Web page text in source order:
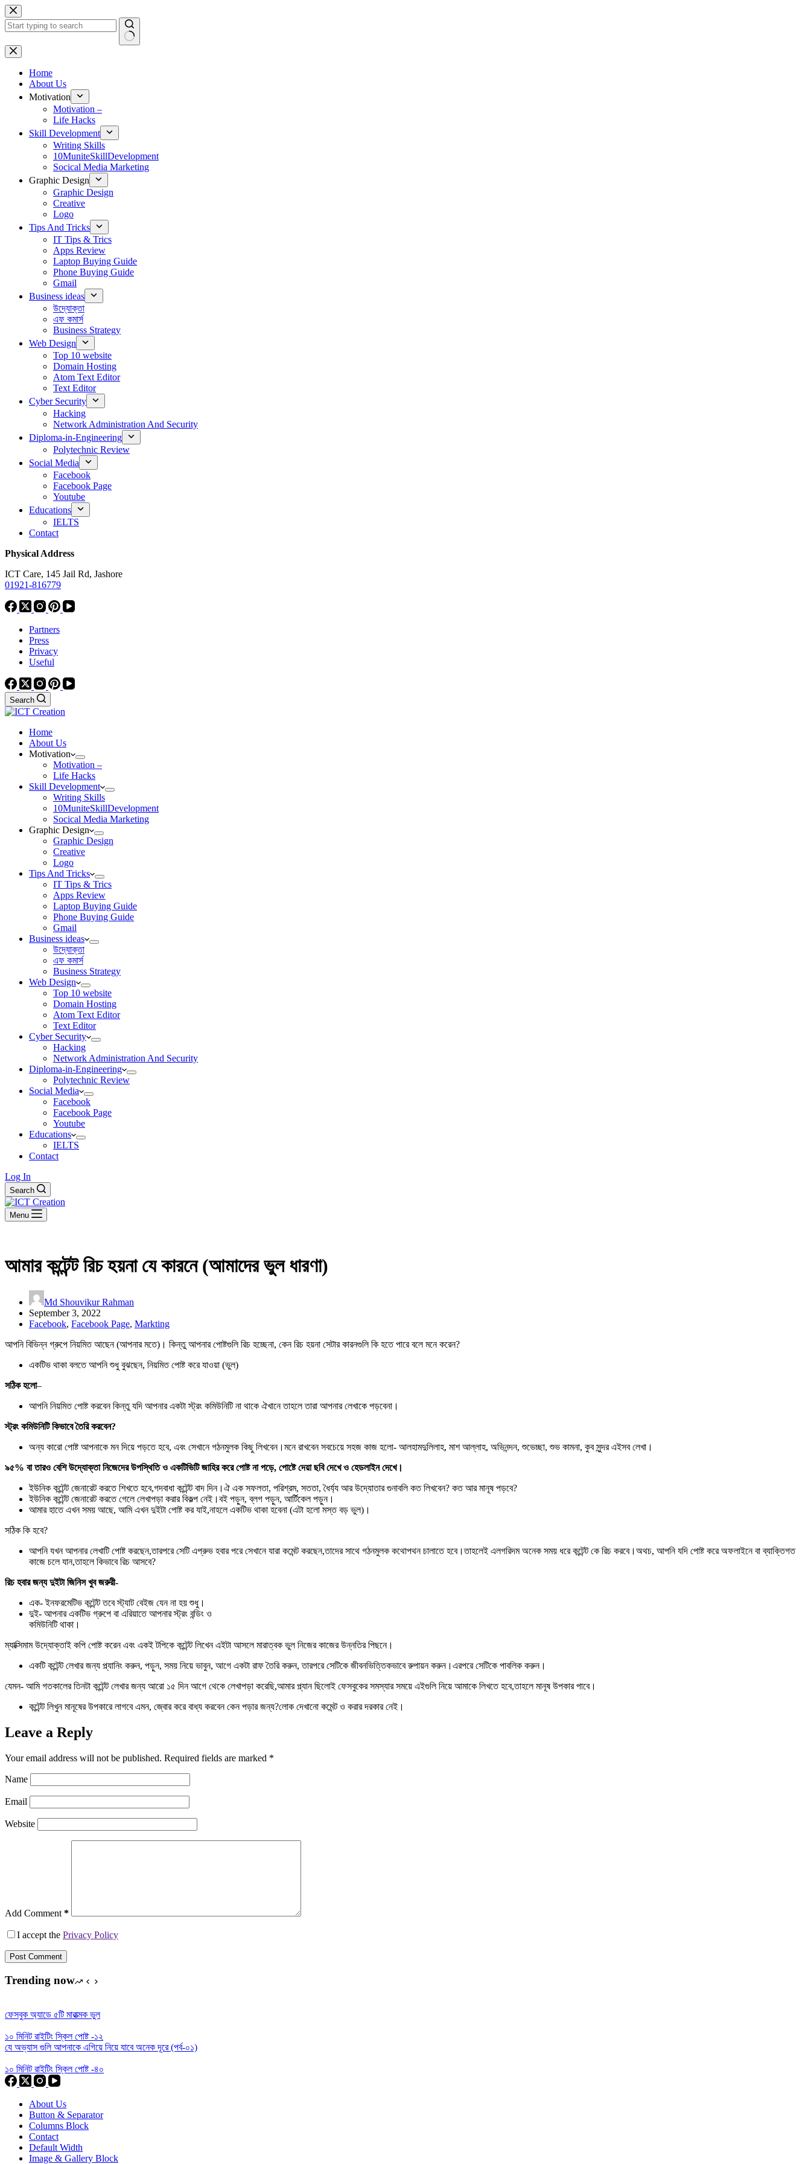
Skip
to
content
No
results
Home
About Us
Motivation
Motivation –
Life Hacks
Skill Development
Writing Skills
10MuniteSkillDevelopment
Socical Media Marketing
Graphic Design
Graphic Design
Creative
Logo
Tips And Tricks
IT Tips & Trics
Apps Review
Laptop Buying Guide
Phone Buying Guide
Gmail
Business ideas
উদ্যোক্তা
এফ কমার্স
Business Strategy
Web Design
Top 10 website
Domain Hosting
Atom Text Editor
Text Editor
Cyber Security
Hacking
Network Administration And Security
Diploma-in-Engineering
Polytechnic Review
Social Media
Facebook
Facebook Page
Youtube
Educations
IELTS
Contact
Physical Address
ICT Care, 145 Jail Rd, Jashore
01921-816779
Partners
Press
Privacy
Useful
Search
Home
About Us
Motivation
Motivation –
Life Hacks
Skill Development
Writing Skills
10MuniteSkillDevelopment
Socical Media Marketing
Graphic Design
Graphic Design
Creative
Logo
Tips And Tricks
IT Tips & Trics
Apps Review
Laptop Buying Guide
Phone Buying Guide
Gmail
Business ideas
উদ্যোক্তা
এফ কমার্স
Business Strategy
Web Design
Top 10 website
Domain Hosting
Atom Text Editor
Text Editor
Cyber Security
Hacking
Network Administration And Security
Diploma-in-Engineering
Polytechnic Review
Social Media
Facebook
Facebook Page
Youtube
Educations
IELTS
Contact
Log In
Search
Menu
আমার কন্টেন্ট রিচ হয়না যে কারনে (আমাদের ভুল ধারণা)
Md Shouvikur Rahman
September 3, 2022
Facebook, Facebook Page, Markting
আপনি বিভিন্ন গ্রুপে নিয়মিত আছেন (আপনার মতে)। কিন্তু আপনার পোষ্টগুলি রিচ হচ্ছেনা, কেন রিচ হয়না সেটার কারনগুলি কি হতে পারে বলে মনে করেন?
একটিভ থাকা বলতে আপনি শুধু বুঝছেন, নিয়মিত পোষ্ট করে যাওয়া (ভুল)
সঠিক হলো–
আপনি নিয়মিত পোষ্ট করবেন কিন্তু যদি আপনার একটা স্ট্রং কমিউনিটি না থাকে ঐখানে তাহলে তারা আপনার লেখাকে পড়বেনা।
স্ট্রং কমিউনিটি কিভাবে তৈরি করবেন?
অন্য কারো পোষ্ট আপনাকে মন দিয়ে পড়তে হবে, এবং সেখানে গঠনমুলক কিছু লিখবেন।মনে রাখবেন সবচেয়ে সহজ কাজ হলো- আলহামদুলিলাহ, মাশ আল্লাহ, অভিনন্দন, শুভেচ্ছা, শুভ কামনা, কুব সুন্দর এইসব লেখা।
৯৫% বা তারও বেশি উদ্যোক্তা নিজেদের উপস্থিতি ও একটিভিটি জাহির করে পোষ্ট না পড়ে, পোষ্টে দেয়া ছবি দেখে ও হেডলাইন দেখে।
ইউনিক কন্টেন্ট জেনারেট করতে শিখতে হবে,গদবাধা কন্টেন্ট বাদ দিন।ঐ এক সফলতা, পরিশ্রম, সততা, ধৈর্য্য আর উদ্যোতার গুনাবলি কত লিখবেন? কত আর মানূষ পড়বে?
ইউনিক কন্টেন্ট জেনারেট করতে গেলে লেখাপড়া করার বিকল্প নেই।বই পড়ুন, ব্লগ পড়ুন, আর্টিকেল পড়ুন।
আমার হাতে এখন সময় আছে, আমি এখন দুইটা পোষ্ট কর যাই,নাহলে একটিভ থাকা হবেনা (এটা হলো মস্ত বড় ভুল)।
সঠিক কি হবে?
আপনি যখন আপনার লেখাটি পোষ্ট করছেন,তারপরে সেটি এপ্রুভ হবার পরে সেখানে যারা কমেন্ট করছেন,তাদের সাথে গঠনমুলক কথোপথন চালাতে হবে।তাহলেই এলগরিদম অনেক সময় ধরে কন্টেন্ট কে রিচ করবে।অথচ, আপনি যদি পোষ্ট করে অফলাইনে বা ব্যাক্তিগত
কাজে চলে যান,তাহলে কিভাবে রিচ আসবে?
রিচ হবার জন্য দুইটা জিনিস খুব জরুরী-
এক- ইনফরমেটিভ কন্টেন্ট তবে স্ট্যাট বেইজ যেন না হয় শুধু।
দুই- আপনার একটিভ গ্রুপে বা এরিয়াতে আপনার স্ট্রং বন্ডিং ও
কমিউনিটি থাকা।
ম্যাক্সিমাম উদ্যোক্তাই কপি পোষ্ট করেন এবং একই টপিকে কন্টেন্ট লিখেন এইটা আসলে মারাত্বক ভুল নিজের কাজের উন্নতির পিছনে।
একটি কন্টেন্ট লেখার জন্য প্ল্যানিং করুন, পড়ুন, সময় নিয়ে ভাবুন, আগে একটা রাফ তৈরি করুন, তারপরে সেটিকে জীবনভিত্তিকভাবে রুপায়ন করুন।এরপরে সেটিকে পাবলিক করুন।
যেমন- আমি গতকালের তিনটা কন্টেন্ট লেখার জন্য আরো ১৫ দিন আগে থেকে লেখাপড়া করেছি,আমার প্ল্যান ছিলোই ফেসবুকের সমস্যার সময়ে এইগুলি নিয়ে আমাকে লিখতে হবে,তাহলে মানূষ উপকার পাবে।
কন্টেন্ট লিখুন মানূষের উপকারে লাগবে এমন, জ্বোর করে বাধ্য করবেন কেন পড়ার জন্য?লোক দেখানো কমেন্ট ও করার দরকার নেই।
Leave a Reply
Your email address will not be published. Required fields are marked *
Name
Email
Website
Add Comment *
I accept the Privacy Policy
Post Comment
Trending now
ফেসবুক অ্যাডে ৫টি মারাত্মক ভুল
১০ মিনিট রাইটিং স্কিল পোষ্ট -১২
যে অভ্যাস গুলি আপনাকে এগিয়ে নিয়ে যাবে অনেক দূরে (পর্ব-০১)
১০ মিনিট রাইটিং স্কিল পোষ্ট -৪০
About Us
Button & Separator
Columns Block
Contact
Default Width
Image & Gallery Block